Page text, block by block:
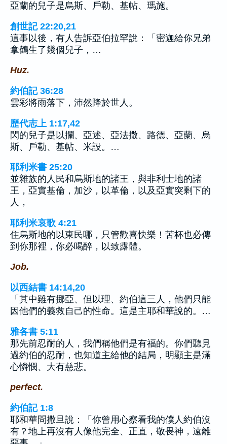
亞蘭的兒子是烏斯、戶勒、基帖、瑪施。
創世記 22:20,21
這事以後，有人告訴亞伯拉罕說：「密迦給你兄弟
拿鶴生了幾個兒子，…
Huz.
約伯記 36:28
雲彩將雨落下，沛然降於世人。
歷代志上 1:17,42
閃的兒子是以攔、亞述、亞法撒、路德、亞蘭、烏
斯、戶勒、基帖、米設。…
耶利米書 25:20
並雜族的人民和烏斯地的諸王，與非利士地的諸
王，亞實基倫，加沙，以革倫，以及亞實突剩下的
人，
耶利米哀歌 4:21
住烏斯地的以東民哪，只管歡喜快樂！苦杯也必傳
到你那裡，你必喝醉，以致露體。
Job.
以西結書 14:14,20
「其中雖有挪亞、但以理、約伯這三人，他們只能
因他們的義救自己的性命。這是主耶和華說的。…
雅各書 5:11
那先前忍耐的人，我們稱他們是有福的。你們聽見
過約伯的忍耐，也知道主給他的結局，明顯主是滿
心憐憫、大有慈悲。
perfect.
約伯記 1:8
耶和華問撒旦說：「你曾用心察看我的僕人約伯沒
有？地上再沒有人像他完全、正直，敬畏神，遠離